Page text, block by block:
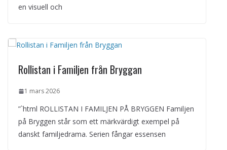
en visuell och
Rollistan i Familjen från Bryggan
1 mars 2026
”`html ROLLISTAN I FAMILJEN PÅ BRYGGEN Familjen
på Bryggen står som ett märkvärdigt exempel på
danskt familjedrama. Serien fångar essensen